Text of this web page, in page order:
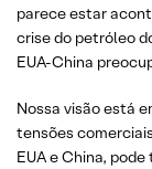
parece estar
crise do petróleo
EUA-China
Nossa visão está
tensões
EUA e China,